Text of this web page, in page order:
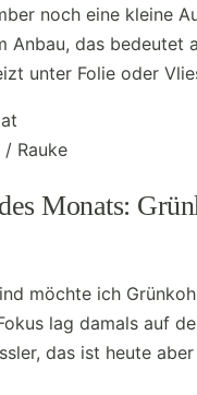
noch eine kleine
Anbau, das bedeutet
unter Folie oder
/ Rauke
Monats:
möchte ich
lag damals auf
das ist heute